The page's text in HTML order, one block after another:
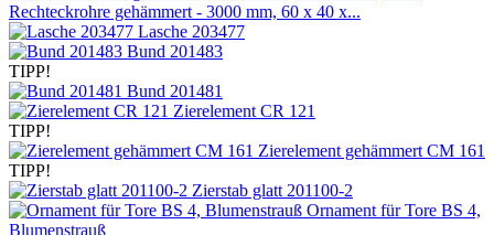
Rechteckrohre gehämmert - 3000 mm, 60 x 40 x...
Lasche 203477
Bund 201483
TIPP!
Bund 201481
Zierelement CR 121
TIPP!
Zierelement gehämmert CM 161
TIPP!
Zierstab glatt 201100-2
Ornament für Tore BS 4,
Blumenstrauß